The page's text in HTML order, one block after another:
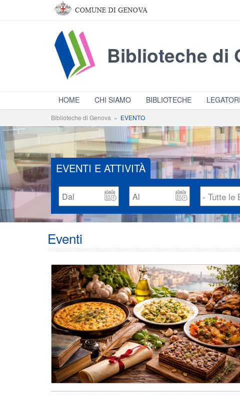
Salta al contenuto principale
Biblioteche di
HOME CHI SIAMO BIBLIOTECHE
Biblioteche di Genova » EVENTO
EVENTI E ATTIVITÀ
Eventi